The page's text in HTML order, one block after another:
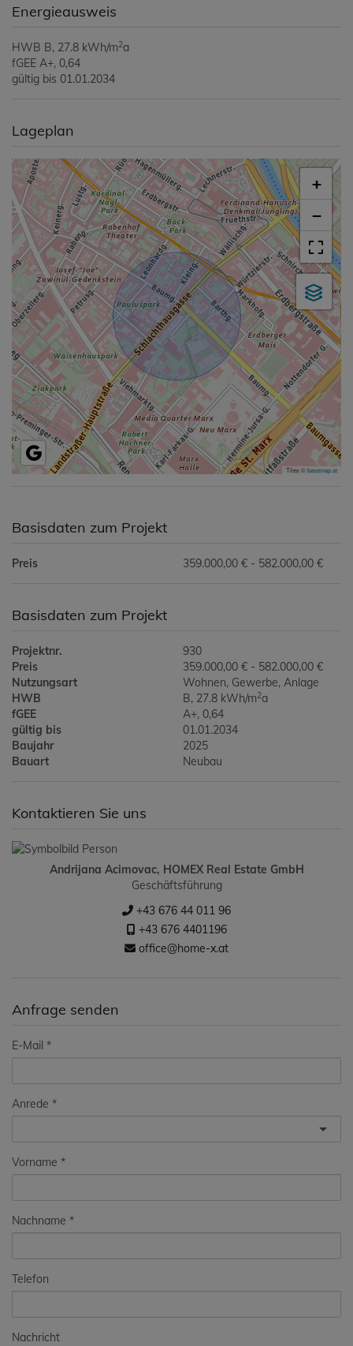
Energieausweis
HWB B, 27.8 kWh/m2a
fGEE A+, 0,64
gültig bis 01.01.2034
Lageplan
+
−
Tiles ©basemap.at
Basisdaten zum Projekt
Preis 359.000,00 € - 582.000,00 €
Basisdaten zum Projekt
Projektnr.
930
Preis
359.000,00 € - 582.000,00 €
Nutzungsart
Wohnen Gewerbe Anlage
HWB
B, 27.8 kWh/m2a
fGEE
A+, 0,64
gültig bis
01.01.2034
Baujahr
2025
Bauart
Neubau
Kontaktieren Sie uns
Andrijana Acimovac, HOMEX Real Estate GmbH
Geschäftsführung
+43 676 44 011 96
+43 676 4401196
office@home-x.at
Anfrage senden
E-Mail
Anrede
Vorname
Nachname
Telefon
Nachricht